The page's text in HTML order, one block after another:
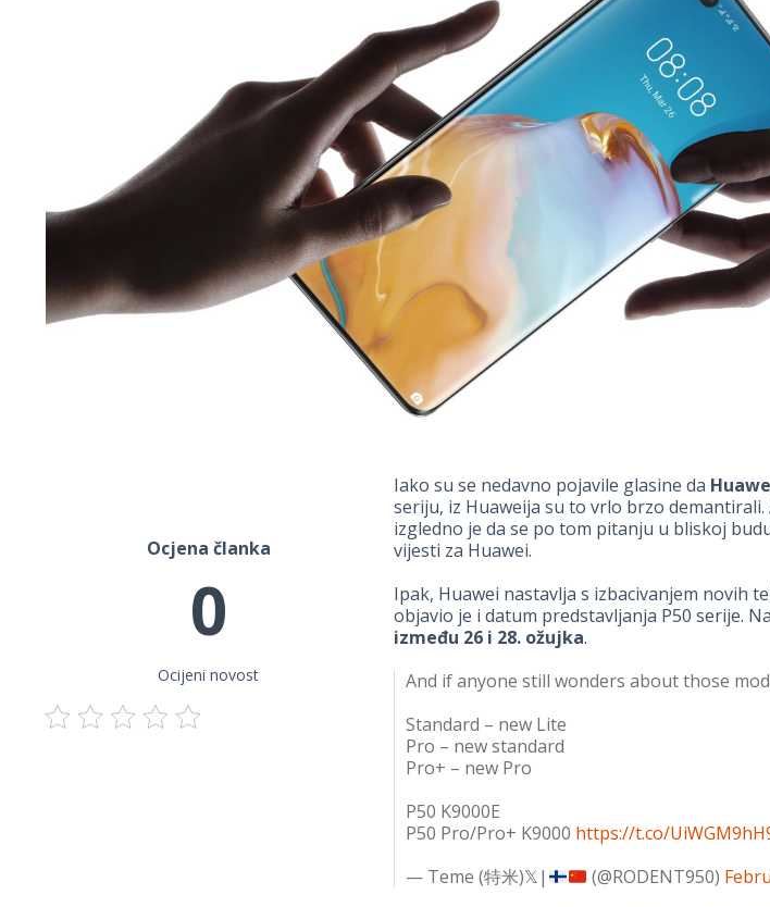
Ocjena članka
0
Ocijeni novost
Iako su se nedavno pojavile glasine da
seriju, iz Huaweija su to vrlo brzo
izgledno je da se po tom pitanju u bliskoj
vijesti za Huawei.
Ipak, Huawei nastavlja s izbacivanjem novih
objavio je i datum predstavljanja P50 serije.
između 26 i 28. ožujka.
And if anyone still wonders about those
Standard – new Lite
Pro – new standard
Pro+ – new Pro
P50 K9000E
P50 Pro/Pro+ K9000 https://t.co/
— Teme (特米)𝕏|
(@RODENT950)